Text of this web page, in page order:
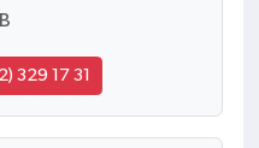
329 17 31